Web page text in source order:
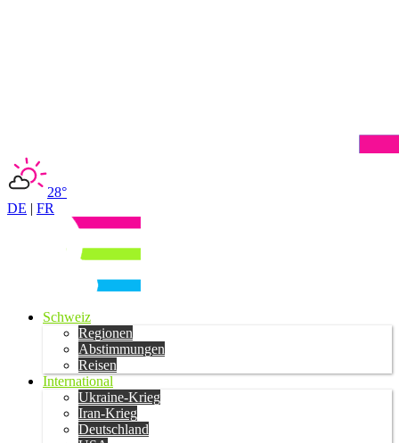
28°
DE | FR
Schweiz
Regionen
Abstimmungen
Reisen
International
Ukraine-Krieg
Iran-Krieg
Deutschland